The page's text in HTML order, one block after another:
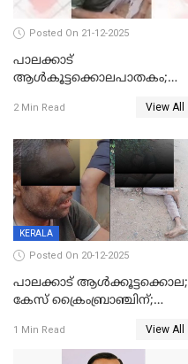
Posted On 21-12-2025
പാലക്കാട്‌
ആൾകൂട്ടക്കൊലപാതകം;
ഊർജ്ജിതമാക്കിമാക്കി
2 Min Read View All
KERALA
Posted On 20-12-2025
പാലക്കാട് ആൾക്കൂട്ടക്കൊല;
കേസ് ക്രൈംബ്രാഞ്ചിന്;
അന്വേഷിക്കും
1 Min Read View All